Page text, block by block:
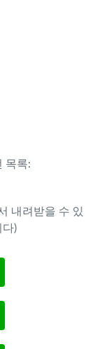
목록:
내려받을 수 있
다)